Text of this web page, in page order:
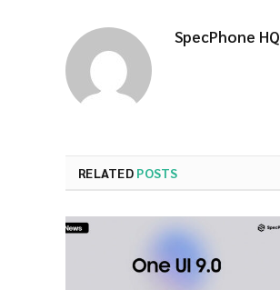
SpecPhone HQ
RELATED POSTS